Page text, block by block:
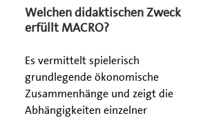
Welchen didaktischen Zweck
erfüllt MACRO?
Es vermittelt spielerisch
grundlegende ökonomische
Zusammenhänge und zeigt die
Abhängigkeiten einzelner